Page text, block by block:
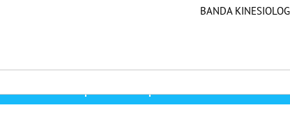
BANDA